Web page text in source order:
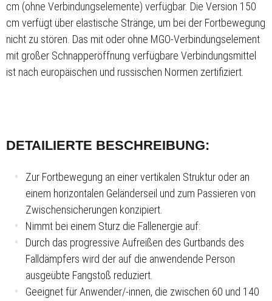
cm (ohne Verbindungselemente) verfügbar. Die Version 150
cm verfügt über elastische Stränge, um bei der Fortbewegung
nicht zu stören. Das mit oder ohne MGO-Verbindungselement
mit großer Schnapperöffnung verfügbare Verbindungsmittel
ist nach europäischen und russischen Normen zertifiziert.
DETAILIERTE BESCHREIBUNG:
Zur Fortbewegung an einer vertikalen Struktur oder an
einem horizontalen Geländerseil und zum Passieren von
Zwischensicherungen konzipiert.
Nimmt bei einem Sturz die Fallenergie auf:
Durch das progressive Aufreißen des Gurtbands des
Falldämpfers wird der auf die anwendende Person
ausgeübte Fangstoß reduziert.
Geeignet für Anwender/-innen, die zwischen 60 und 140